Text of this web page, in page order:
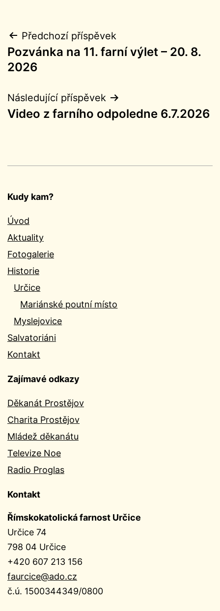
Navigace
pro
Předchozí příspěvek
Pozvánka na 11. farní výlet – 20. 8.
2026
Následující příspěvek
Video z farního odpoledne 6.7.2026
Kudy kam?
Úvod
Aktuality
Fotogalerie
Historie
Určice
Mariánské poutní místo
Myslejovice
Salvatoriáni
Kontakt
Zajímavé odkazy
Děkanát Prostějov
Charita Prostějov
Mládež děkanátu
Televize Noe
Radio Proglas
Kontakt
Římskokatolická farnost Určice
Určice 74
798 04 Určice
+420 607 213 156
faurcice@ado.cz
č.ú. 1500344349/0800